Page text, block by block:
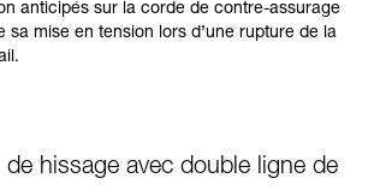
anticipés sur la corde de contre-assurage
sa mise en tension lors d’une rupture de la
hissage avec double ligne de